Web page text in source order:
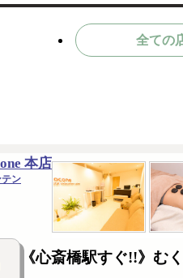
全ての
本店
ン
《心斎橋駅すぐ!!》